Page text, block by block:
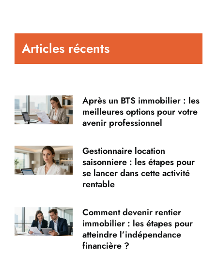
Articles récents
Après un BTS immobilier : les
meilleures options pour votre
avenir professionnel
Gestionnaire location
saisonniere : les étapes pour
se lancer dans cette activité
rentable
Comment devenir rentier
immobilier : les étapes pour
atteindre l’indépendance
financière ?